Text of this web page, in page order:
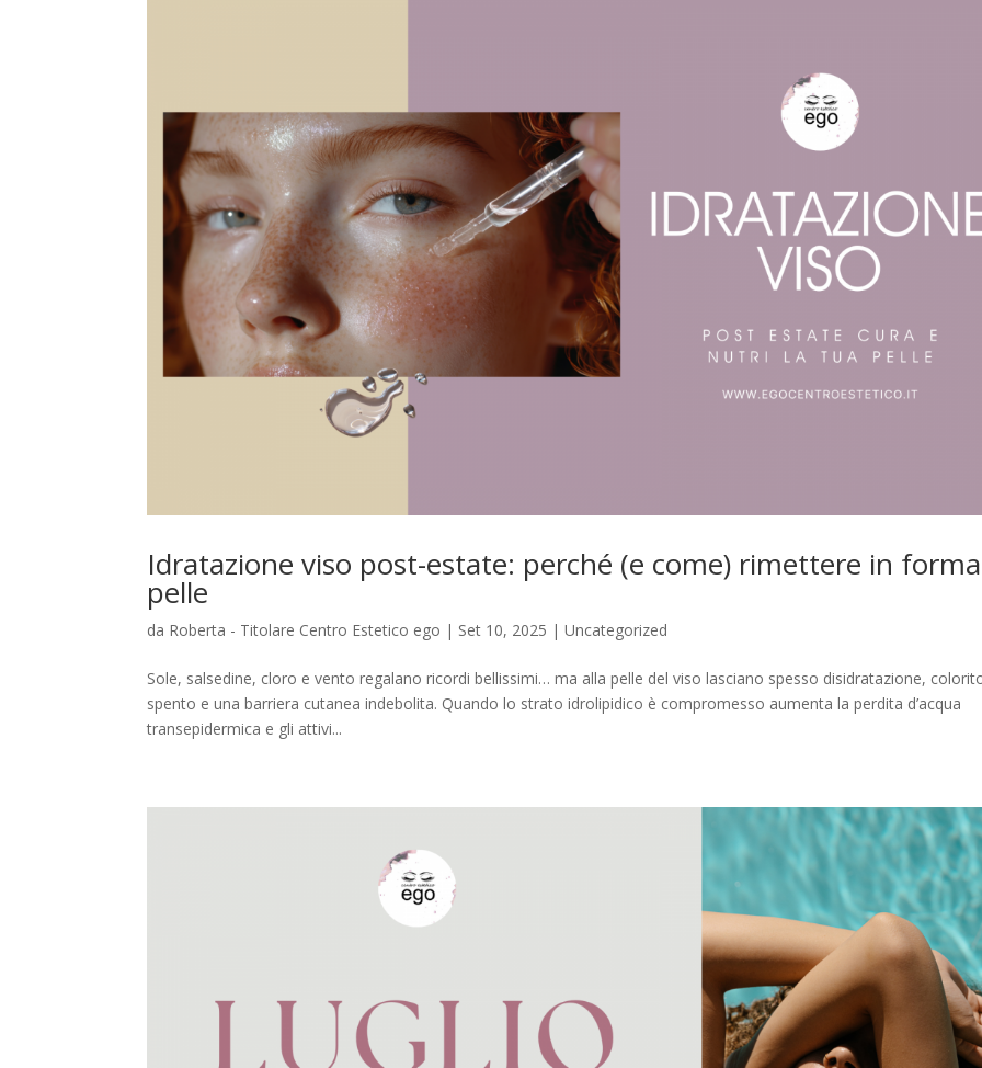
Idratazione viso post-estate: perché (e come) rimettere in
pelle
da Roberta - Titolare Centro Estetico ego | Set 10, 2025 |Uncategorized
Sole, salsedine, cloro e vento regalano ricordi bellissimi… ma alla pelle del viso lasciano spesso disidratazione,
spento e una barriera cutanea indebolita. Quando lo strato idrolipidico è compromesso aumenta la perdita d’acqua
transepidermica e gli attivi...